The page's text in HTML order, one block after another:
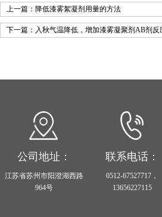
上一篇： 降低漆雾絮凝剂用量的方法
下一篇： 入秋气温降低，增加漆雾凝聚剂AB剂反
公司地址：
江苏省苏州市阳澄湖西路
964号
联系电话：
0512-67527717，
13656227115